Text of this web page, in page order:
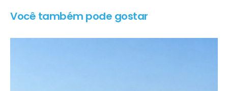
Você também pode gostar